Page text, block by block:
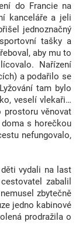
do Francie na
kanceláře a jeli
jednoznačný
tašky a
aby mu to
Nařízení
a podařilo se
tam bylo
veselí vlekaři…
prostoru věnovat
s horečkou
nefungovalo,
vydali na last
zabalil
zbytečně
jedno kabinové
prodražila o